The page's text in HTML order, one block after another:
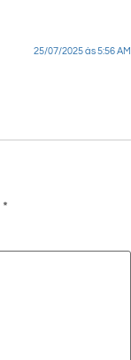
25/07/2025 às 5:56 AM
*